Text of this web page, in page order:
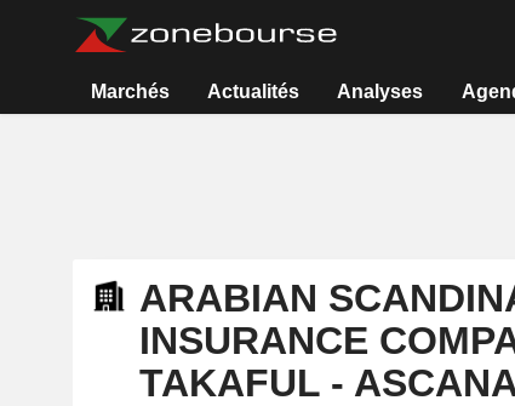
Marchés Actualités Analyses
ARABIAN
INSURANCE
TAKAFUL -